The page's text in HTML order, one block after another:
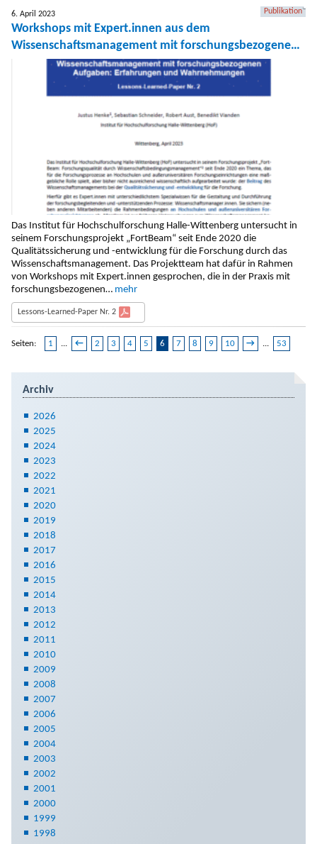
6. April 2023 Publikation
Workshops mit Expert.innen aus dem
Wissenschaftsmanagement mit forschungsbezogenen
Aufgaben: Erfahrungen und Wahrnehmungen.
Lessons-Learned-Paper Nr. 2
Das Institut für Hochschulforschung Halle-Wittenberg untersucht in
seinem Forschungsprojekt „FortBeam“ seit Ende 2020 die
Qualitätssicherung und -entwicklung für die Forschung durch das
Wissenschaftsmanagement. Das Projektteam hat dafür in Rahmen
von Workshops mit Expert.innen gesprochen, die in der Praxis mit
forschungsbezogenen… mehr
Lessons-Learned-Paper Nr. 2
Seiten: 1 ... ← 2 3 4 5 6 7 8 9 10 → ... 53
Archiv
2026
2025
2024
2023
2022
2021
2020
2019
2018
2017
2016
2015
2014
2013
2012
2011
2010
2009
2008
2007
2006
2005
2004
2003
2002
2001
2000
1999
1998